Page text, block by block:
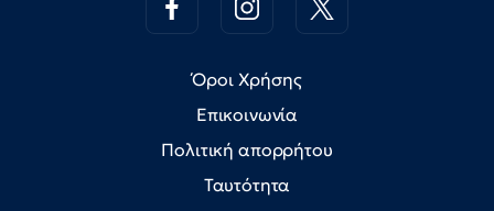
Όροι Χρήσης
Επικοινωνία
Πολιτική απορρήτου
Ταυτότητα